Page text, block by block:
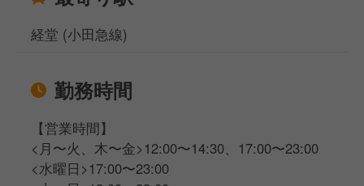
経堂 (小田急線)
勤務時間
【営業時間】
<月〜火、木〜金>12:00〜14:30、17:00〜23:00
<水曜日>17:00〜23:00